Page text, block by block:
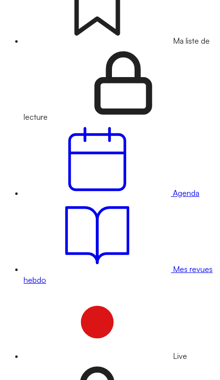
Ma liste de
lecture
Agenda
Mes revues
hebdo
Live